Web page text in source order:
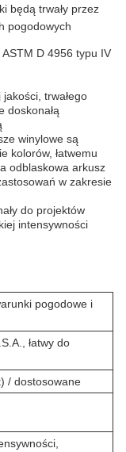
będą trwały przez
pogodowych
D 4956 typu IV
trwałego
doskonałą
winylowe są
kolorów, łatwemu
odblaskowa arkusz
w zakresie
do projektów
intensywności
pogodowe i
łatwy do
/ dostosowane